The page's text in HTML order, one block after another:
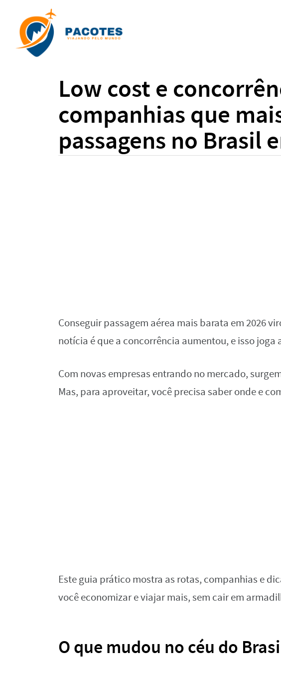
Low cost e
companhias que
passagens no Brasil
Conseguir passagem aérea mais barata em 2026
notícia é que a concorrência aumentou, e isso joga
Com novas empresas entrando no mercado,
Mas, para aproveitar, você precisa saber onde e
Este guia prático mostra as rotas, companhias e
você economizar e viajar mais, sem cair em
O que mudou no céu do